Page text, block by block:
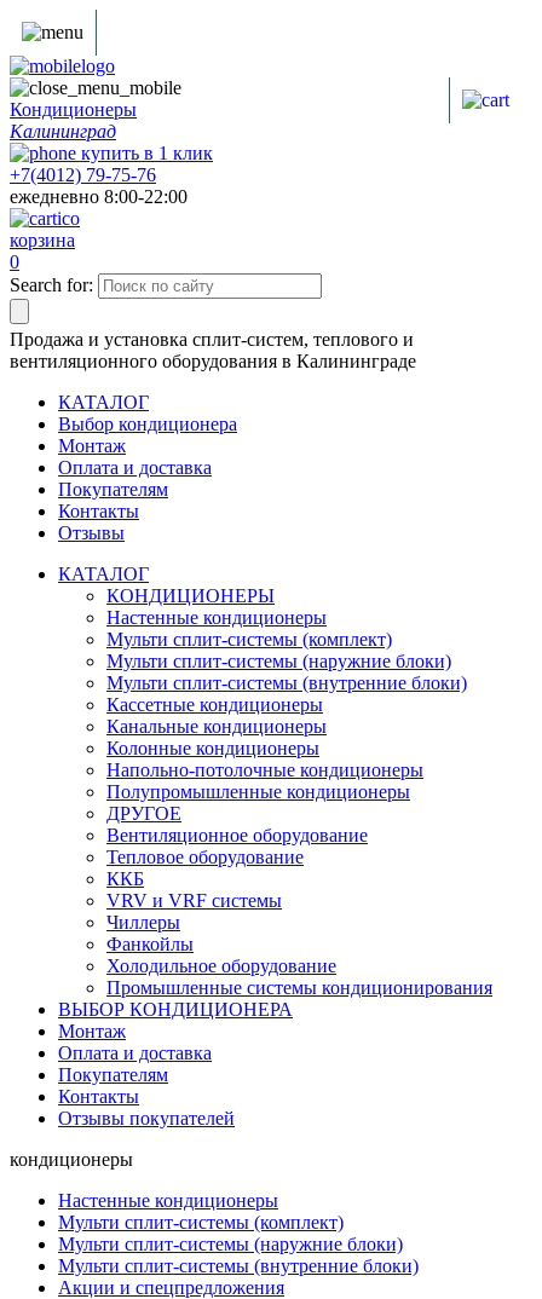
Кондиционеры
Калининград
купить в 1 клик
+7(4012) 79-75-76
ежедневно 8:00-22:00
корзина
0
Search for:
Продажа и установка сплит-систем, теплового и
вентиляционного оборудования в Калининграде
КАТАЛОГ
Выбор кондиционера
Монтаж
Оплата и доставка
Покупателям
Контакты
Отзывы
КАТАЛОГ
КОНДИЦИОНЕРЫ
Настенные кондиционеры
Мульти сплит-системы (комплект)
Мульти сплит-системы (наружние блоки)
Мульти сплит-системы (внутренние блоки)
Кассетные кондиционеры
Канальные кондиционеры
Колонные кондиционеры
Напольно-потолочные кондиционеры
Полупромышленные кондиционеры
ДРУГОЕ
Вентиляционное оборудование
Тепловое оборудование
ККБ
VRV и VRF системы
Чиллеры
Фанкойлы
Холодильное оборудование
Промышленные системы кондиционирования
ВЫБОР КОНДИЦИОНЕРА
Монтаж
Оплата и доставка
Покупателям
Контакты
Отзывы покупателей
кондиционеры
Настенные кондиционеры
Мульти сплит-системы (комплект)
Мульти сплит-системы (наружние блоки)
Мульти сплит-системы (внутренние блоки)
Акции и спецпредложения